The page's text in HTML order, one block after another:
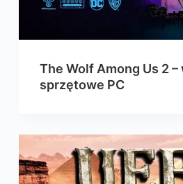
The Wolf Among Us 2 –
sprzętowe PC